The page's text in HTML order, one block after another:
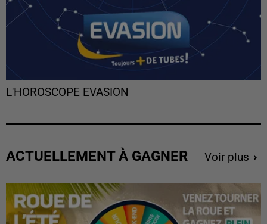
L'HOROSCOPE EVASION
ACTUELLEMENT À GAGNER Voir plus